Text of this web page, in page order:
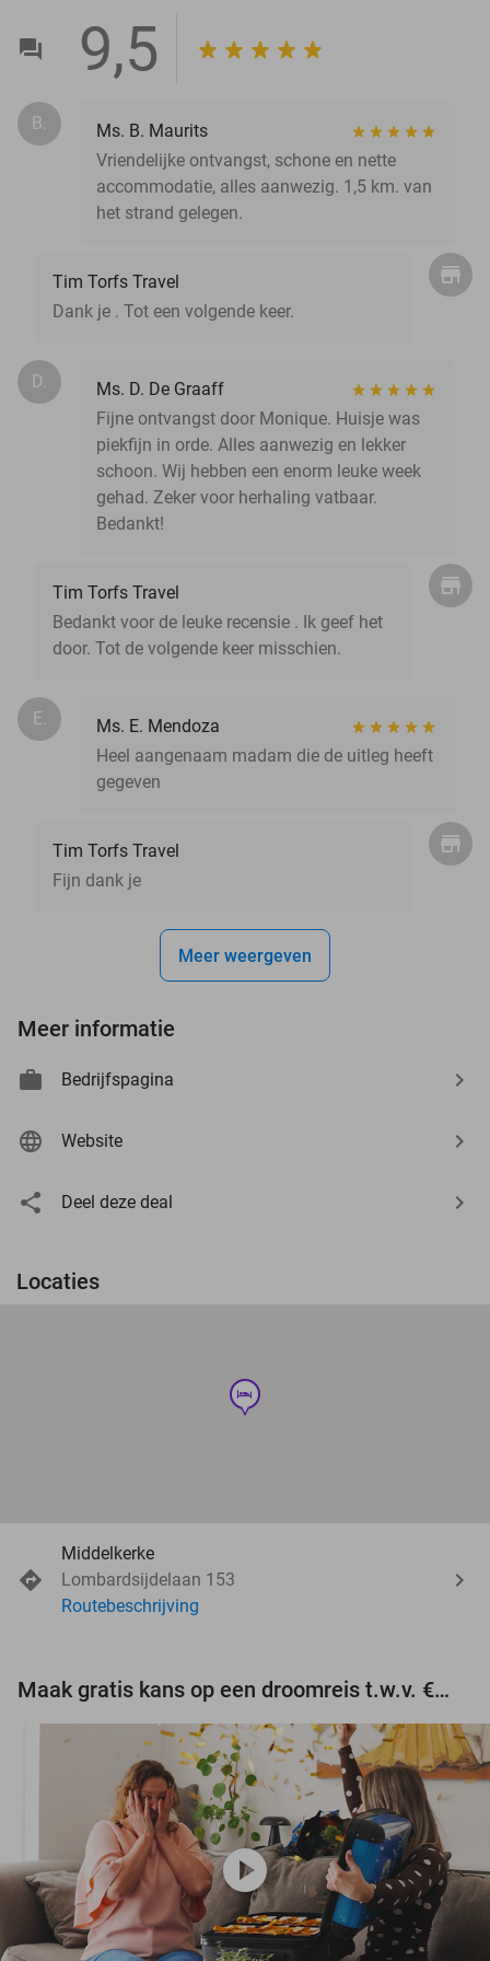
9,5
B.
Ms. B. Maurits
Vriendelijke ontvangst, schone en nette
accommodatie, alles aanwezig. 1,5 km. van
het strand gelegen.
Tim Torfs Travel
Dank je . Tot een volgende keer.
D.
Ms. D. De Graaff
Fijne ontvangst door Monique. Huisje was
piekfijn in orde. Alles aanwezig en lekker
schoon. Wij hebben een enorm leuke week
gehad. Zeker voor herhaling vatbaar.
Bedankt!
Tim Torfs Travel
Bedankt voor de leuke recensie . Ik geef het
door. Tot de volgende keer misschien.
E.
Ms. E. Mendoza
Heel aangenaam madam die de uitleg heeft
gegeven
Tim Torfs Travel
Fijn dank je
Meer weergeven
Meer informatie
Bedrijfspagina
Website
Deel deze deal
Locaties
hotel
Middelkerke
Lombardsijdelaan 153
Routebeschrijving
Maak gratis kans op een droomreis t.w.v. €3.000!
play_circle